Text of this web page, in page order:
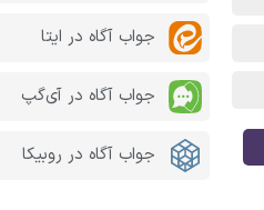
جواب آگاه در ایتا
جواب آگاه در آی‌گپ
جواب آگاه در روبیکا